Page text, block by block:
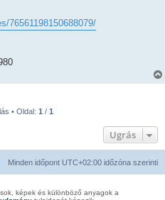
76561198150688079/
• Oldal: 1 / 1
Ugrás
Minden időpont UTC+02:00 időzóna szerinti
képek és különböző anyagok a